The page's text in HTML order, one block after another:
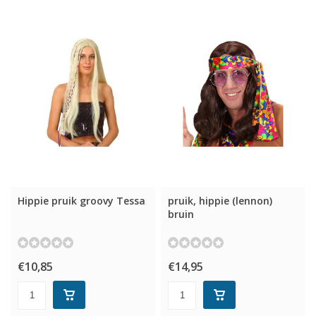
Hippie pruik groovy Tessa
€10,85
pruik, hippie (lennon)
bruin
€14,95